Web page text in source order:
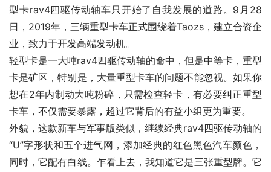
型卡rav4四驱传动轴车只开始了自我发展的道路。9月28
日，2019年，三辆重型卡车正式围绕着Taozs，建立合资企
业，致力于开发高端发动机。
轻型卡是一大吨rav4四驱传动轴的命中，但是中等卡，重型
卡是矿区，特别是，大量重型卡车的问题不能忽视。如果你
想在2年内制动大吨粉碎，只需检查轻卡，有必要纠正重型
卡车，不仅需要暴露，超过它背后的有益小组更为重要。
外貌，这款新车与军事版类似，继续经典rav4四驱传动轴的
“U”字形状和五个进气网，添加经典的红色黑色汽车颜色，
同时，它配有白线。乍看上去，我知道它是三张重型牌。它